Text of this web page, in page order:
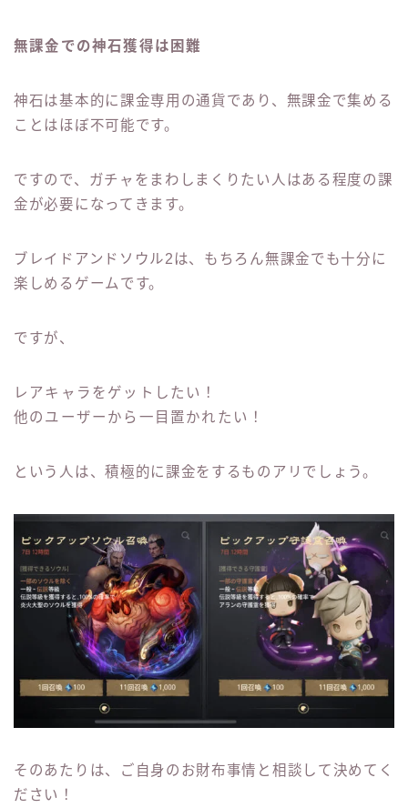
無課金での神石獲得は困難
神石は基本的に課金専用の通貨であり、無課金で集める
ことはほぼ不可能です。
ですので、ガチャをまわしまくりたい人はある程度の課
金が必要になってきます。
ブレイドアンドソウル2は、もちろん無課金でも十分に
楽しめるゲームです。
ですが、
レアキャラをゲットしたい！
他のユーザーから一目置かれたい！
という人は、積極的に課金をするものアリでしょう。
そのあたりは、ご自身のお財布事情と相談して決めてく
ださい！